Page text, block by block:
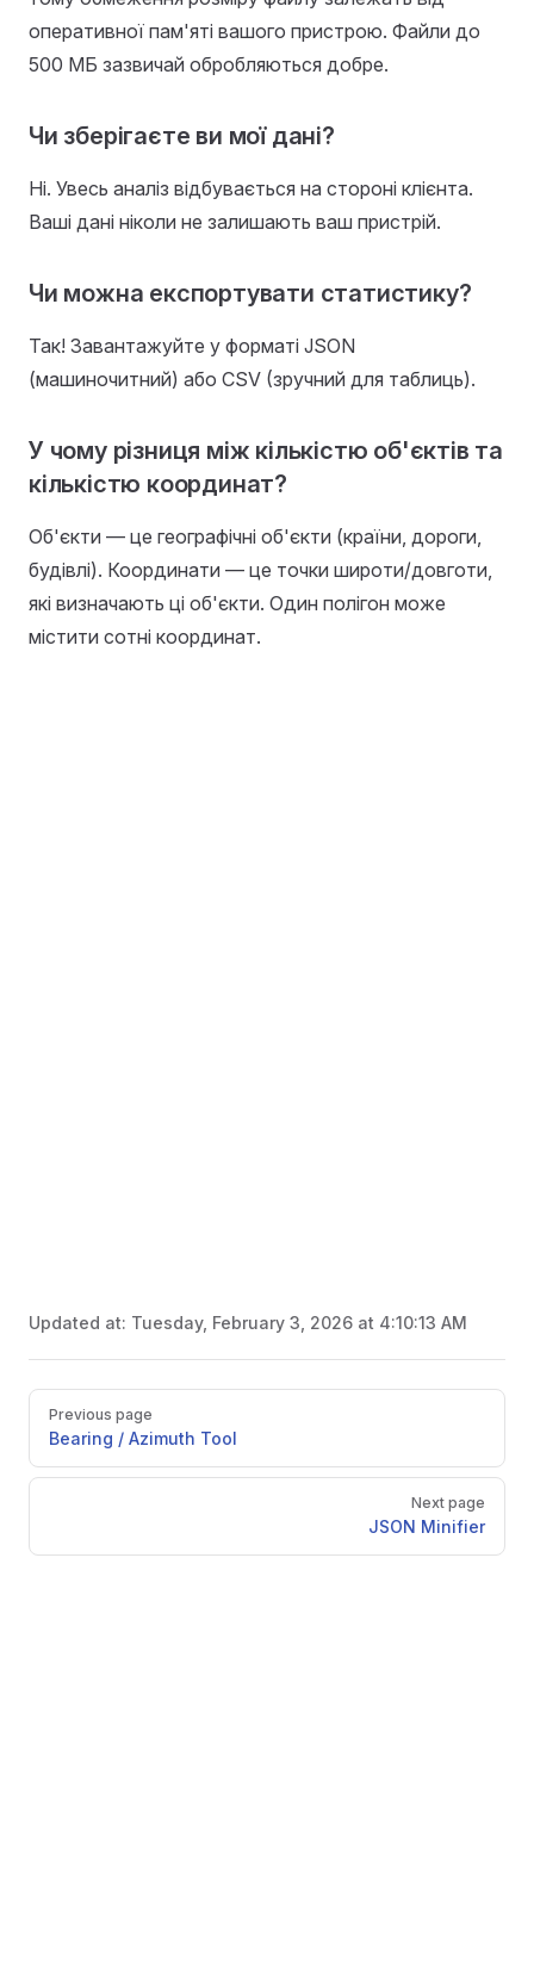
оперативної пам'яті вашого пристрою. Файли до
500 МБ зазвичай обробляються добре.
Чи зберігаєте ви мої дані?
Ні. Увесь аналіз відбувається на стороні клієнта.
Ваші дані ніколи не залишають ваш пристрій.
Чи можна експортувати статистику?
Так! Завантажуйте у форматі JSON
(машиночитний) або CSV (зручний для таблиць).
У чому різниця між кількістю об'єктів та
кількістю координат?
Об'єкти — це географічні об'єкти (країни, дороги,
будівлі). Координати — це точки широти/довготи,
які визначають ці об'єкти. Один полігон може
містити сотні координат.
Updated at: Tuesday, February 3, 2026 at 4:10:13 AM
Pager
Previous page
Bearing / Azimuth Tool
Next page
JSON Minifier